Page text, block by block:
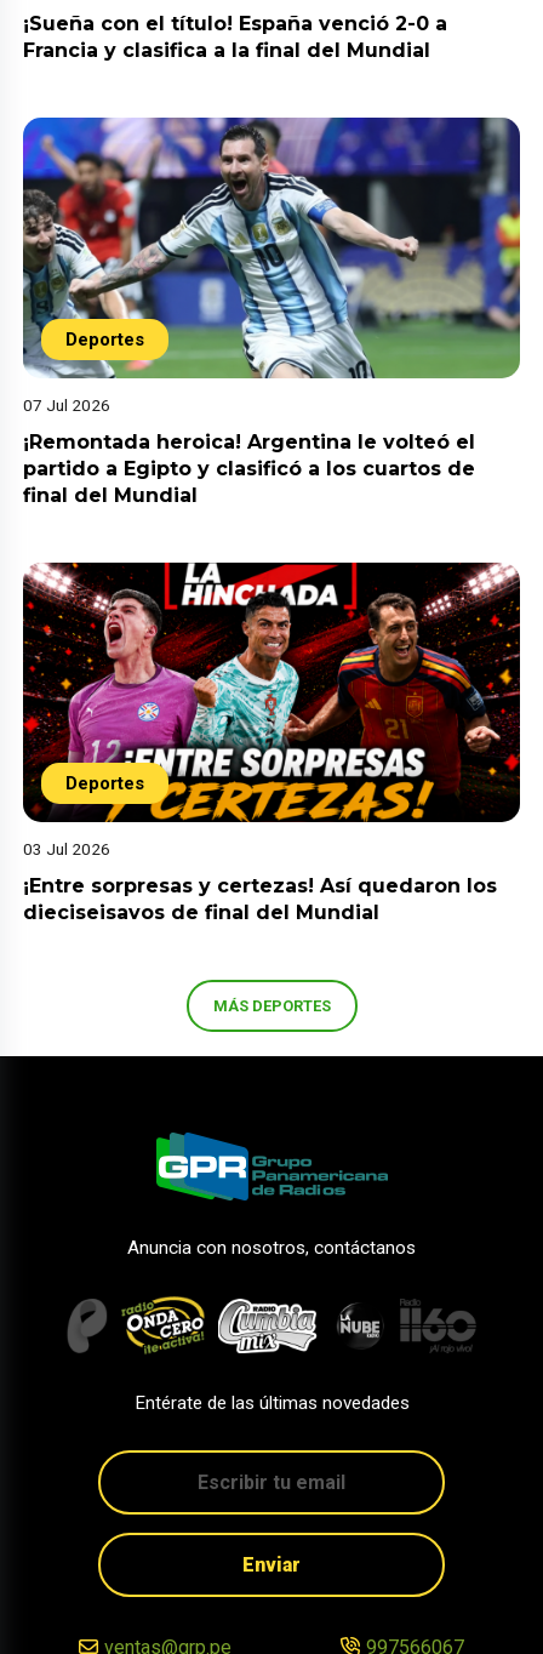
¡Sueña con el título! España venció 2-0 a
Francia y clasifica a la final del Mundial
Deportes
07 Jul 2026
¡Remontada heroica! Argentina le volteó el
partido a Egipto y clasificó a los cuartos de
final del Mundial
Deportes
03 Jul 2026
¡Entre sorpresas y certezas! Así quedaron los
dieciseisavos de final del Mundial
MÁS DEPORTES
Anuncia con nosotros, contáctanos
Entérate de las últimas novedades
Enviar
ventas@grp.pe 997566067